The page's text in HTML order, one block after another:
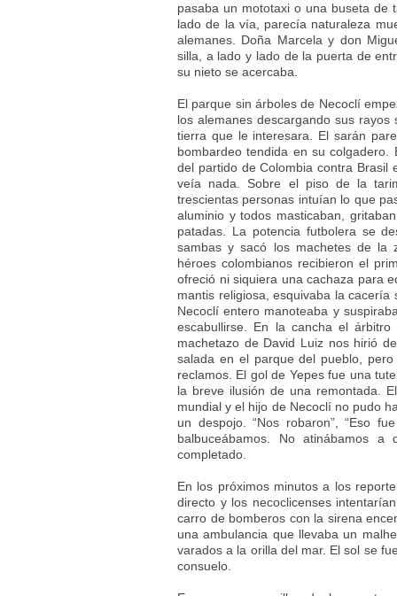
pasaba un mototaxi o una buseta
lado de la vía, parecía naturaleza
alemanes. Doña Marcela y don
silla, a lado y lado de la puerta de
su nieto se acercaba.
El parque sin árboles de Necoclí
los alemanes descargando sus
tierra que le interesara. El sarán
bombardeo tendida en su
del partido de Colombia contra Brasil
veía nada. Sobre el piso de la
trescientas personas intuían lo que
aluminio y todos masticaban,
patadas. La potencia futbolera se
sambas y sacó los machetes de la
héroes colombianos recibieron el
ofreció ni siquiera una cachaza para
mantis religiosa, esquivaba la
Necoclí entero manoteaba y
escabullirse. En la cancha el
machetazo de David Luiz nos hirió
salada en el parque del pueblo,
reclamos. El gol de Yepes fue una
la breve ilusión de una remontada.
mundial y el hijo de Necoclí no pudo
un despojo. “Nos robaron”, “Eso
balbuceábamos. No atinábamos
completado.
En los próximos minutos a los
directo y los necoclicenses
carro de bomberos con la sirena
una ambulancia que llevaba un
varados a la orilla del mar. El sol se
consuelo.